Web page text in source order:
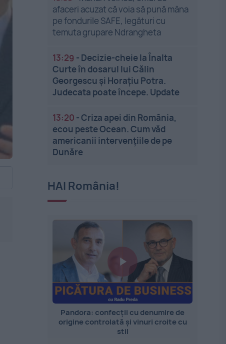
afaceri acuzat că voia să pună mâna
pe fondurile SAFE, legături cu
temuta grupare Ndrangheta
13:29 - Decizie-cheie la Înalta
Curte în dosarul lui Călin
Georgescu și Horațiu Potra.
Judecata poate începe. Update
13:20 -Criza apei din România,
ecou peste Ocean. Cum văd
americanii intervențiile de pe
Dunăre
HAI România!
Pandora: confecții cu denumire de
origine controlată și vinuri croite cu
stil